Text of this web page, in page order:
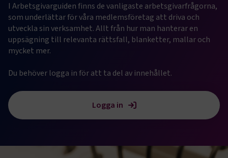
I Arbetsgivarguiden finns de vanligaste arbetsgivarfrågorna,
som underlättar för våra medlemsföretag att driva och
utveckla sin verksamhet. Allt från hur man hanterar en
uppsägning till relevanta rättsfall, blanketter, mallar och
mycket mer.
Du behöver logga in för att ta del av innehållet.
Logga in